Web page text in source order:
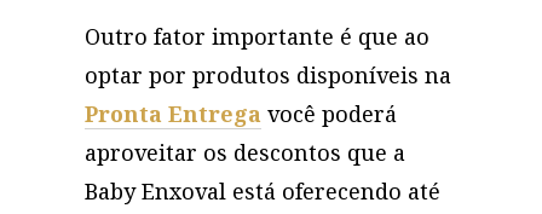
Outro fator importante é que ao
optar por produtos disponíveis na
Pronta Entrega você poderá
aproveitar os descontos que a
Baby Enxoval está oferecendo até